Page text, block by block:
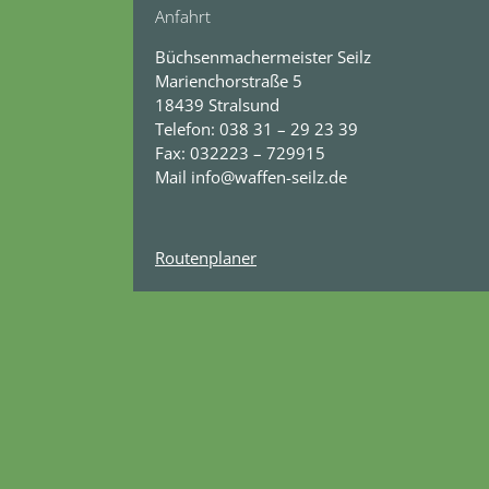
Anfahrt
Büchsenmachermeister Seilz
Marienchorstraße 5
18439 Stralsund
Telefon: 038 31 – 29 23 39
Fax: 032223 – 729915
Mail info@waffen-seilz.de
Routenplaner